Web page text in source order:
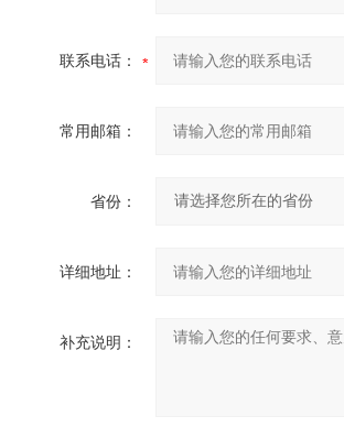
联系电话：
常用邮箱：
省份：
详细地址：
补充说明：